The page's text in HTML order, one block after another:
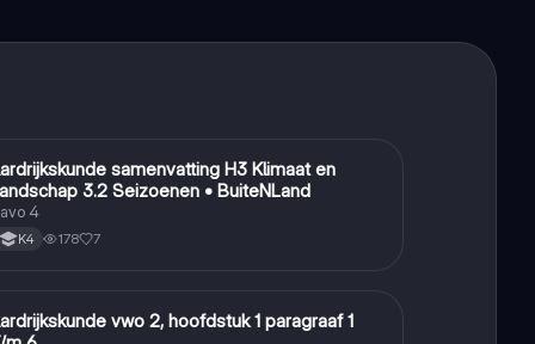
Aardrijkskunde
samenvatting H3 Klimaat en
3.2 Seizoenen • BuiteNLand
4
K4 178 7
Aardrijkskunde
vwo 2, hoofdstuk 1 paragraaf 1